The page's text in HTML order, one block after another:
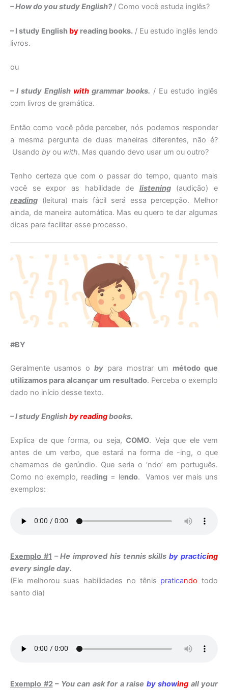
– How do you study English? / Como você estuda inglês?
– I study English by reading books. / Eu estudo inglês lendo
livros.
ou
– I study English with grammar books. / Eu estudo inglês
com livros de gramática.
Então como você pôde perceber, nós podemos responder
a mesma pergunta de duas maneiras diferentes, não é?
Usando by ou with. Mas quando devo usar um ou outro?
Tenho certeza que com o passar do tempo, quanto mais
você se expor as habilidade de listening(audição) e
reading (leitura) mais fácil será essa percepção. Melhor
ainda, de maneira automática. Mas eu quero te dar algumas
dicas para facilitar esse processo.
#BY
Geralmente usamos o by para mostrar um método que
utilizamos para alcançar um resultado. Perceba o exemplo
dado no início desse texto.
– I study Englishby readingbooks.
Explica de que forma, ou seja, COMO. Veja que ele vem
antes de um verbo, que estará na forma de -ing, o que
chamamos de gerúndio. Que seria o ‘ndo’ em português.
Como no exemplo, reading = lendo. Vamos ver mais uns
exemplos:
Exemplo #1 –He improved his tennis skillsby practicing
every single day.
(Ele melhorou suas habilidades no tênis praticandotodo
santo dia)
Exemplo #2– You can ask for a raise by showing all your